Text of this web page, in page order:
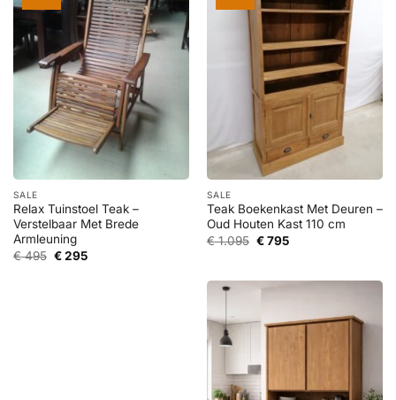
SALE
Relax Tuinstoel Teak –
Verstelbaar Met Brede
Armleuning
€495 Oorspronkelijke
€295Huidige
SALE
Teak Boekenkast Met Deuren –
Oud Houten Kast 110 cm
€1.095 Oorspronkelijke
€795Huidige